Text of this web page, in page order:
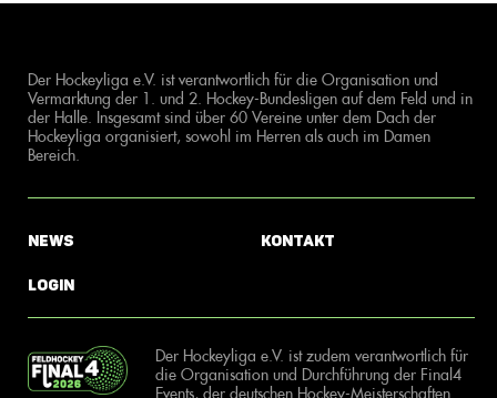
Der Hockeyliga e.V. ist verantwortlich für die Organisation und
Vermarktung der 1. und 2. Hockey-Bundesligen auf dem Feld und in
der Halle. Insgesamt sind über 60 Vereine unter dem Dach der
Hockeyliga organisiert, sowohl im Herren als auch im Damen
Bereich.
News
Login
Kontakt
Der Hockeyliga e.V. ist zudem verantwortlich für
die Organisation und Durchführung der Final4
Events, der deutschen Hockey-Meisterschaften.